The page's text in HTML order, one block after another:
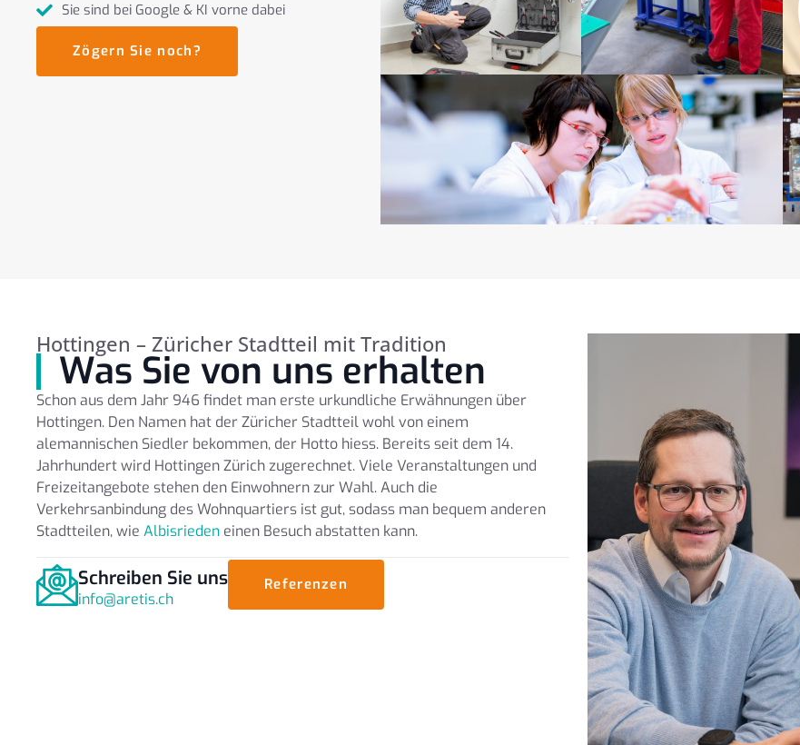
Sie sind bei Google & KI vorne dabei
Zögern Sie noch?
Hottingen – Züricher Stadtteil mit Tradition
Was Sie von uns erhalten
Schon aus dem Jahr 946 findet man erste urkundliche Erwähnungen über
Hottingen. Den Namen hat der Züricher Stadtteil wohl von einem
alemannischen Siedler bekommen, der Hotto hiess. Bereits seit dem 14.
Jahrhundert wird Hottingen Zürich zugerechnet. Viele Veranstaltungen und
Freizeitangebote stehen den Einwohnern zur Wahl. Auch die
Verkehrsanbindung des Wohnquartiers ist gut, sodass man bequem anderen
Stadtteilen, wie Albisrieden einen Besuch abstatten kann.
Schreiben Sie uns
info@aretis.ch
Referenzen